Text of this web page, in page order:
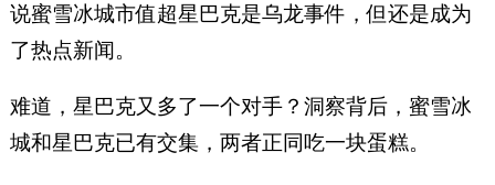
说蜜雪冰城市值超星巴克是乌龙事件，但还是成为
了热点新闻。
难道，星巴克又多了一个对手？洞察背后，蜜雪冰
城和星巴克已有交集，两者正同吃一块蛋糕。